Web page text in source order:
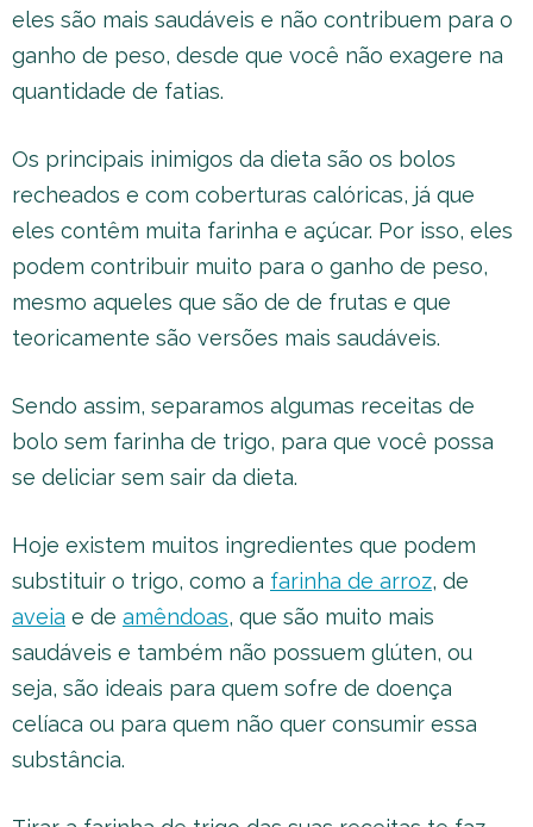
eles são mais saudáveis e não contribuem para o
ganho de peso, desde que você não exagere na
quantidade de fatias.
Os principais inimigos da dieta são os bolos
recheados e com coberturas calóricas, já que
eles contêm muita farinha e açúcar. Por isso, eles
podem contribuir muito para o ganho de peso,
mesmo aqueles que são de de frutas e que
teoricamente são versões mais saudáveis.
Sendo assim, separamos algumas receitas de
bolo sem farinha de trigo, para que você possa
se deliciar sem sair da dieta.
Hoje existem muitos ingredientes que podem
substituir o trigo, como a farinha de arroz, de
aveia e de amêndoas, que são muito mais
saudáveis e também não possuem glúten, ou
seja, são ideais para quem sofre de doença
celíaca ou para quem não quer consumir essa
substância.